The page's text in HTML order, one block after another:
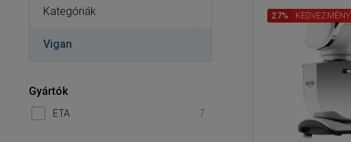
27% KEDVEZMÉNY
Kategóriák
Vigan
Gyártók
ETA 7